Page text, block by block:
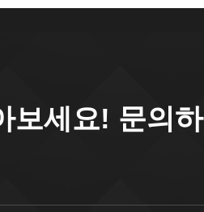
보세요! 문의하